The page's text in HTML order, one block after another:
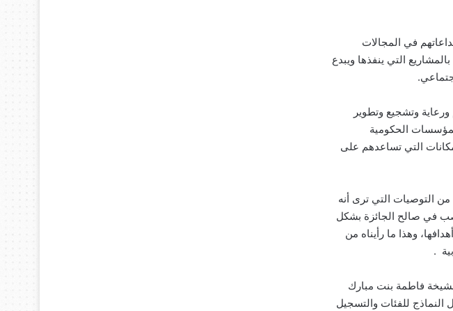
في المجالات
التي ينفذها ويبدع
ورعاية وتشجيع وتطوير
الحكومية
التي تساعدهم على
التوصيات التي ترى أنه
في صالح الجائزة بشكل
وهذا ما رأيناه من
.
فاطمة بنت مبارك
النماذج للفئات والتسجيل